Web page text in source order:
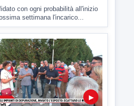
o aggressione? Sarà
a chiarire il giallo di Villa
con ogni probabilità all'inizio
settimana l'incarico...